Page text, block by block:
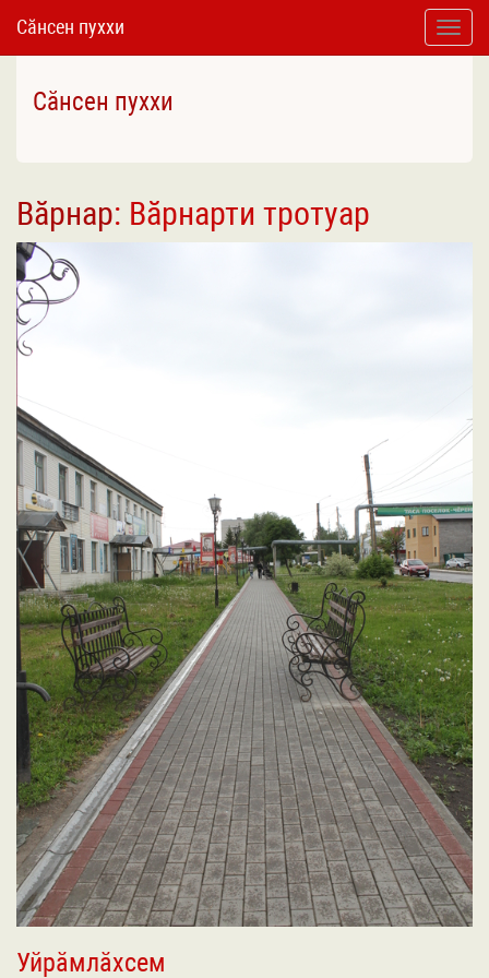
Toggle
Сӑнсен пуххи
Сӑнсен пуххи
Вӑрнар: Вӑрнарти тротуар
Уйрӑмлӑхсем